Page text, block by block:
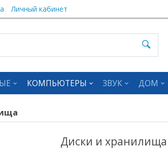
Личный кабинет
КОМПЬЮТЕРЫ ЗВУК ДОМ
Диски и хранилища